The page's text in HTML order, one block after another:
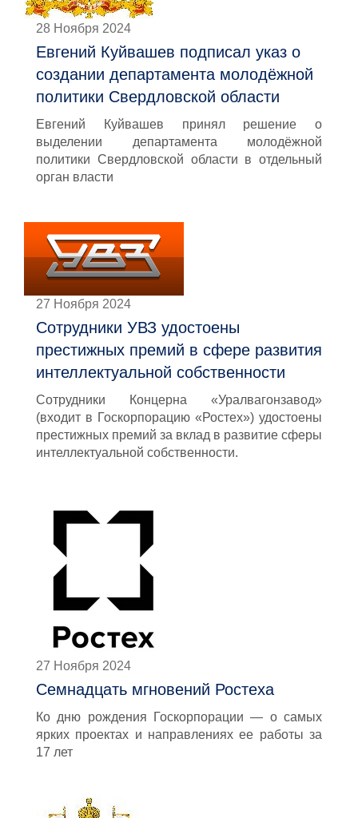
28 Ноября 2024
Евгений Куйвашев подписал указ о
создании департамента молодёжной
политики Свердловской области
Евгений Куйвашев принял решение о
выделении департамента молодёжной
политики Свердловской области в отдельный
орган власти
27 Ноября 2024
Сотрудники УВЗ удостоены
престижных премий в сфере развития
интеллектуальной собственности
Сотрудники Концерна «Уралвагонзавод»
(входит в Госкорпорацию «Ростех») удостоены
престижных премий за вклад в развитие сферы
интеллектуальной собственности.
27 Ноября 2024
Семнадцать мгновений Ростеха
Ко дню рождения Госкорпорации — о самых
ярких проектах и направлениях ее работы за
17 лет